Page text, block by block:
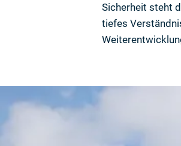
Sicherheit steht
tiefes